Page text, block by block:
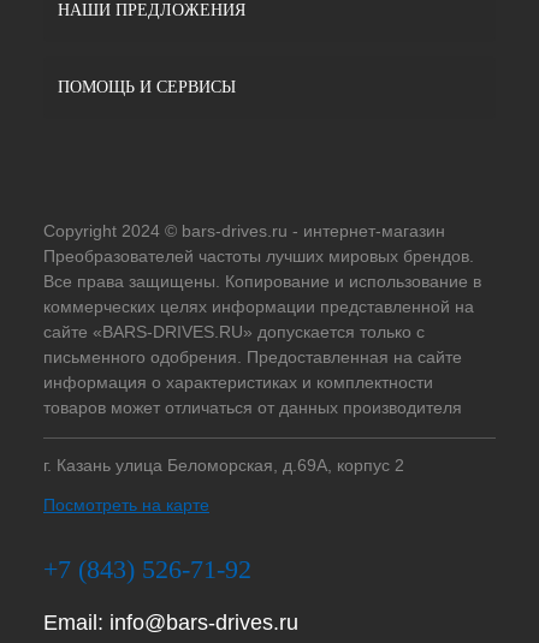
НАШИ ПРЕДЛОЖЕНИЯ
ПОМОЩЬ И СЕРВИСЫ
Copyright 2024 © bars-drives.ru - интернет-магазин
Преобразователей частоты лучших мировых брендов.
Все права защищены. Копирование и использование в
коммерческих целях информации представленной на
сайте «BARS-DRIVES.RU» допускается только с
письменного одобрения. Предоставленная на сайте
информация о характеристиках и комплектности
товаров может отличаться от данных производителя
г. Казань улица Беломорская, д.69А, корпус 2
Посмотреть на карте
+7 (843) 526-71-92
Email: info@bars-drives.ru